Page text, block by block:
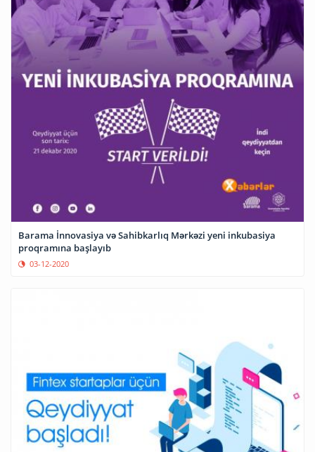
Barama İnnovasiya və Sahibkarlıq Mərkəzi yeni inkubasiya
proqramına başlayıb
03-12-2020